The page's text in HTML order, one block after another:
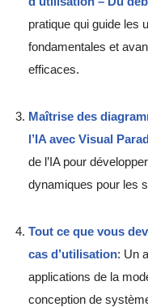
pratique qui guide les
fondamentales et
efficaces.
Maîtrise des
l’IA avec Visual
de l’IA pour
dynamiques pour les
Tout ce que vous
cas d’utilisation: Un
applications de la
conception de